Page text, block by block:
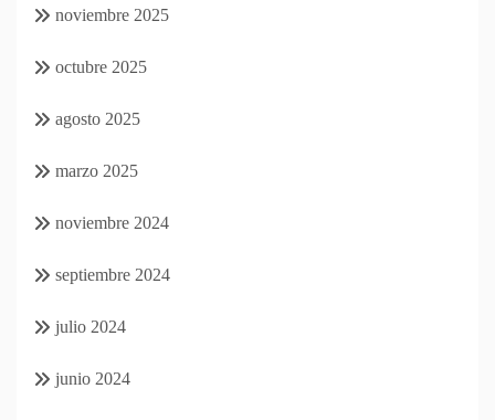
noviembre 2025
octubre 2025
agosto 2025
marzo 2025
noviembre 2024
septiembre 2024
julio 2024
junio 2024